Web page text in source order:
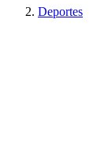
Deportes